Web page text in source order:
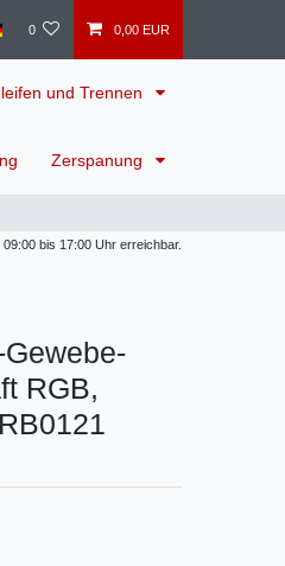
0 0,00 EUR
und Trennen
Zerspanung
bis 17:00 Uhr erreichbar.
RGB,